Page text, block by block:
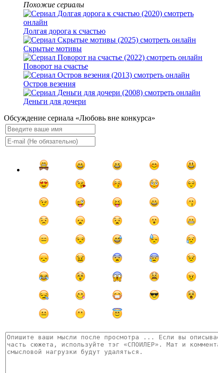
Похожие сериалы
Долгая дорога к счастью
Скрытые мотивы
Поворот на счастье
Остров везения
Деньги для дочери
Обсуждение сериала «Любовь вне конкурса»